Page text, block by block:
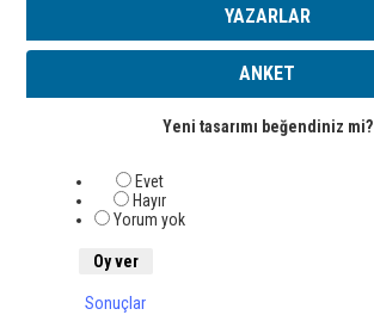
YAZARLAR
ANKET
Yeni tasarımı beğendiniz mi?
Evet
Hayır
Yorum yok
Sonuçlar